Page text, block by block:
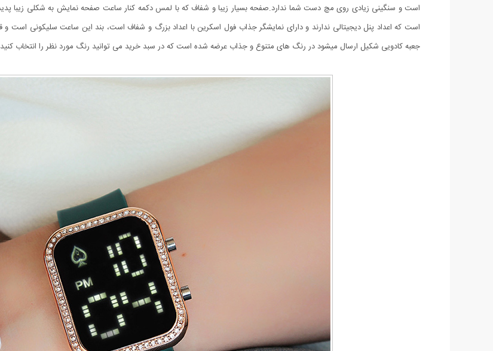
است و سنگینی زیادی روی مچ دست شما ندارد.صفحه بسیار زیبا و شفاف که با لمس دکمه کنار ساعت صفحه نمایش به شکلی زیبا
است که اعداد پنل دیجیتالی ندارند و دارای نمایشگر جذاب فول اسکرین با اعداد بزرگ و شفاف است، بند این ساعت سلیکونی
جعبه کادویی شکیل ارسال میشود در رنگ های متنوع و جذاب عرضه شده است که در سبد خرید می توانید رنگ مورد نظر را انتخاب